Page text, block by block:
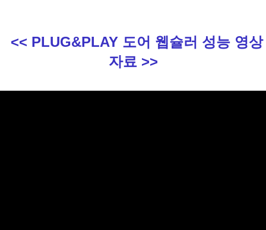
<< PLUG&PLAY 도어 웹슐러 성능 영상
자료 >>